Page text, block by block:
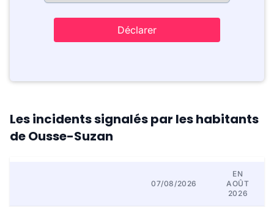
Déclarer
Les incidents signalés par les habitants
de Ousse-Suzan
07/08/2026
EN
AOÛT
2026